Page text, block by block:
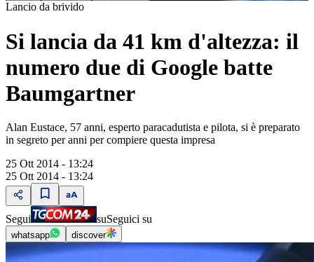
Lancio da brivido
Si lancia da 41 km d'altezza: il
numero due di Google batte
Baumgartner
Alan Eustace, 57 anni, esperto paracadutista e pilota, si è preparato
in segreto per anni per compiere questa impresa
25 Ott 2014 - 13:24
25 Ott 2014 - 13:24
Segui suSeguici su
whatsapp discover